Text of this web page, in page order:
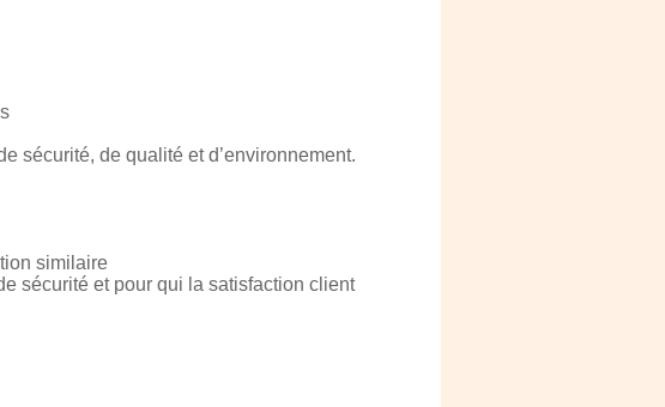
sécurité, de qualité et d’environnement.
similaire
sécurité et pour qui la satisfaction client